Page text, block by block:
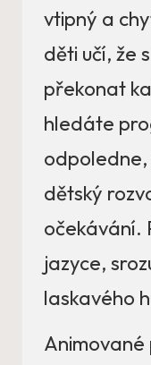
vtipný a
děti učí, že
překonat
hledáte
dětský
očekávání.
jazyce,
laskavého